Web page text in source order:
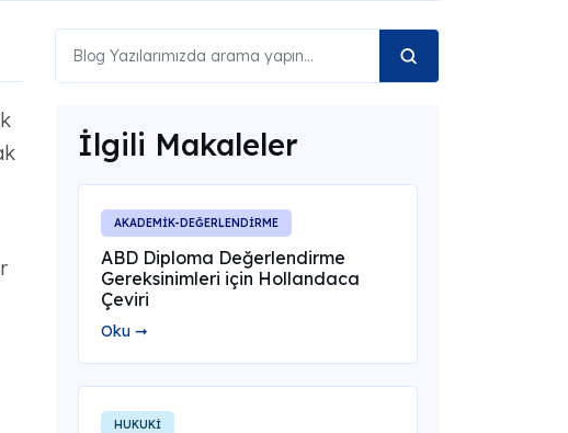
İlgili Makaleler
AKADEMİK-DEĞERLENDİRME
ABD Diploma Değerlendirme
Gereksinimleri için Hollandaca
Çeviri
Oku ➞
HUKUKİ